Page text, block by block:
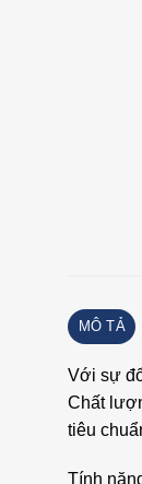
MÔ TẢ
Với sự
Chất
tiêu
Tính